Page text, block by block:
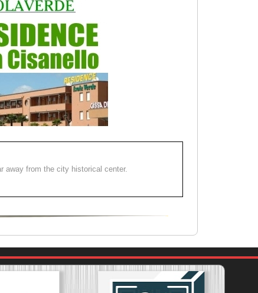
away from the city historical center.